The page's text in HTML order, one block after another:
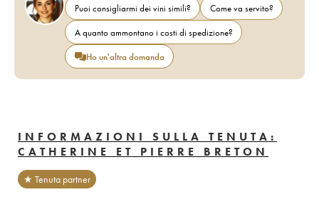
Puoi consigliarmi dei vini simili?
Come va servito?
A quanto ammontano i costi di spedizione?
Ho un'altra domanda
INFORMAZIONI SULLA TENUTA:
CATHERINE ET PIERRE BRETON
★ Tenuta partner